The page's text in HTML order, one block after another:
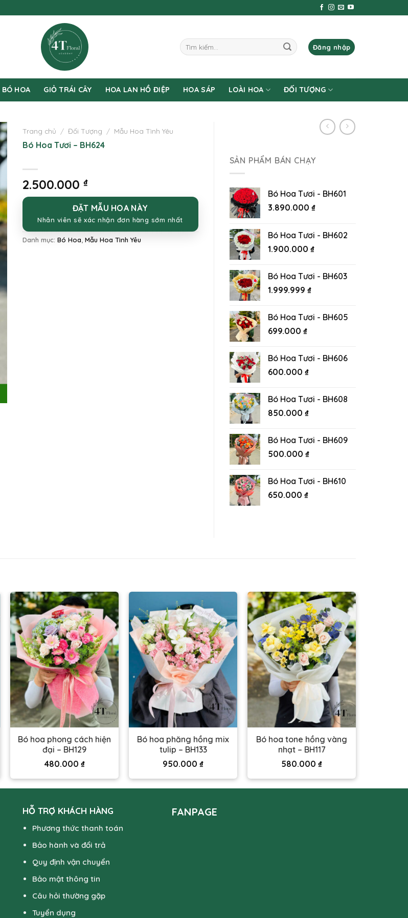
Tìm
kiếm:
Đăng nhập
BÓ HOA GIỎ TRÁI CÂY HOA LAN HỒ ĐIỆP HOA SÁP LOÀI HOA ĐỐI TƯỢNG
Trang chủ / Đối Tượng / Mẫu Hoa Tình Yêu
Bó Hoa Tươi – BH624
2.500.000 ₫
ĐẶT MẪU HOA NÀY
Nhân viên sẽ xác nhận đơn hàng sớm nhất
Danh mục: Bó Hoa Mẫu Hoa Tình Yêu
SẢN PHẨM BÁN CHẠY
Bó Hoa Tươi - BH601
3.890.000 ₫
Bó Hoa Tươi - BH602
1.900.000 ₫
Bó Hoa Tươi - BH603
1.999.999 ₫
Bó Hoa Tươi - BH605
699.000 ₫
Bó Hoa Tươi - BH606
600.000 ₫
Bó Hoa Tươi - BH608
850.000 ₫
Bó Hoa Tươi - BH609
500.000 ₫
Bó Hoa Tươi - BH610
650.000 ₫
Bó hoa phong cách hiện
đại – BH129
480.000 ₫
Bó hoa phăng hồng mix
tulip – BH133
950.000 ₫
Bó hoa tone hồng vàng
nhạt – BH117
580.000 ₫
HỖ TRỢ KHÁCH HÀNG
Phương thức thanh toán
Bảo hành và đổi trả
Quy định vận chuyển
Bảo mật thông tin
Câu hỏi thường gặp
Tuyển dụng
FANPAGE